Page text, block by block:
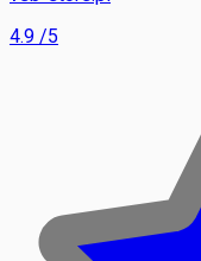
4.9 /5